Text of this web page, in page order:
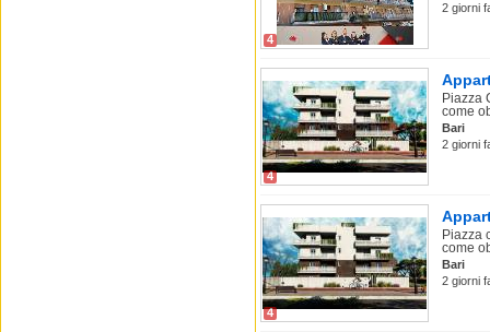
4
2 giorni
4
Piazza
come
Bari
2 giorni
4
Piazza
come
Bari
2 giorni